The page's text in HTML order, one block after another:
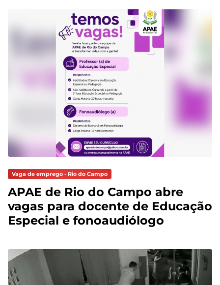
Vaga de emprego - Rio do Campo
APAE de Rio do Campo abre
vagas para docente de Educação
Especial e fonoaudiólogo